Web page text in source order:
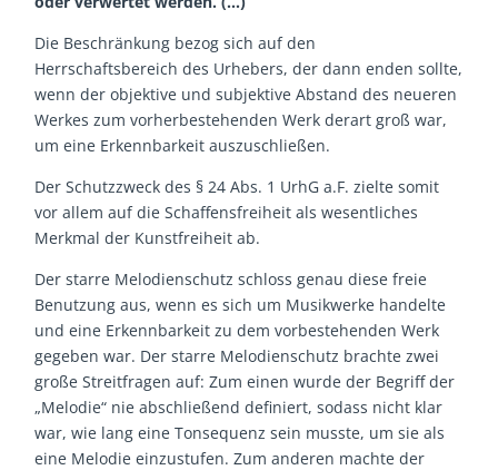
Die Beschränkung bezog sich auf den
Herrschaftsbereich des Urhebers, der dann enden sollte,
wenn der objektive und subjektive Abstand des neueren
Werkes zum vorherbestehenden Werk derart groß war,
um eine Erkennbarkeit auszuschließen.
Der Schutzzweck des § 24 Abs. 1 UrhG a.F. zielte somit
vor allem auf die Schaffensfreiheit als wesentliches
Merkmal der Kunstfreiheit ab.
Der starre Melodienschutz schloss genau diese freie
Benutzung aus, wenn es sich um Musikwerke handelte
und eine Erkennbarkeit zu dem vorbestehenden Werk
gegeben war. Der starre Melodienschutz brachte zwei
große Streitfragen auf: Zum einen wurde der Begriff der
„Melodie“ nie abschließend definiert, sodass nicht klar
war, wie lang eine Tonsequenz sein musste, um sie als
eine Melodie einzustufen. Zum anderen machte der